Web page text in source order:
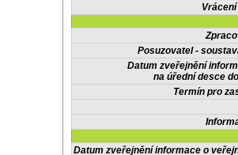
Posuzovatel -
Datum zveřejnění
na úřední desce
Termín pro
Datum zveřejnění informace o